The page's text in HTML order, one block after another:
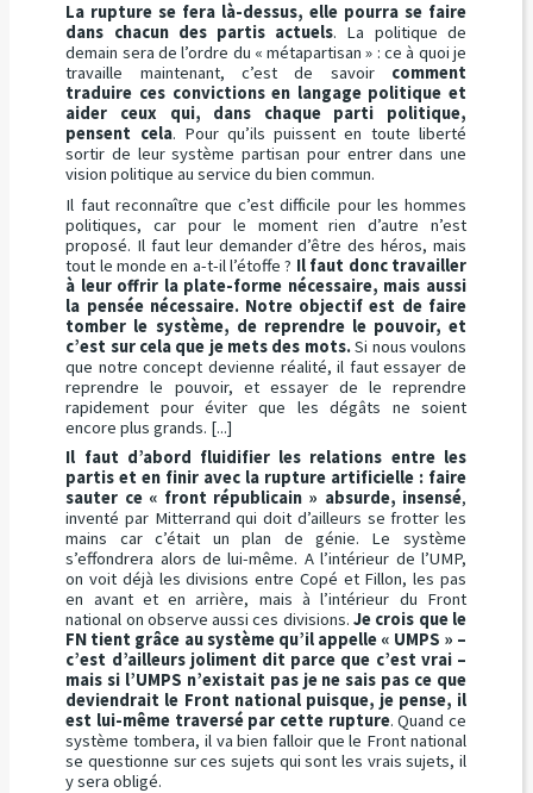
La rupture se fera là-dessus, elle pourra se faire
dans chacun des partis actuels. La politique de
demain sera de l’ordre du « métapartisan » : ce à quoi je
travaille maintenant, c’est de savoircomment
traduire ces convictions en langage politique et
aider ceux qui, dans chaque parti politique,
pensent cela. Pour qu’ils puissent en toute liberté
sortir de leur système partisan pour entrer dans une
vision politique au service du bien commun.
Il faut reconnaître que c’est difficile pour les hommes
politiques, car pour le moment rien d’autre n’est
proposé. Il faut leur demander d’être des héros, mais
tout le monde en a-t-il l’étoffe ? Il faut donc travailler
à leur offrir la plate-forme nécessaire, mais aussi
la pensée nécessaire. Notre objectif est de faire
tomber le système, de reprendre le pouvoir, et
c’est sur cela que je mets des mots.Si nous voulons
que notre concept devienne réalité, il faut essayer de
reprendre le pouvoir, et essayer de le reprendre
rapidement pour éviter que les dégâts ne soient
encore plus grands. [...]
Il faut d’abord fluidifier les relations entre les
partis et en finir avec la rupture artificielle : faire
sauter ce « front républicain » absurde, insensé,
inventé par Mitterrand qui doit d’ailleurs se frotter les
mains car c’était un plan de génie. Le système
s’effondrera alors de lui-même. A l’intérieur de l’UMP,
on voit déjà les divisions entre Copé et Fillon, les pas
en avant et en arrière, mais à l’intérieur du Front
national on observe aussi ces divisions.Je crois que le
FN tient grâce au système qu’il appelle « UMPS » –
c’est d’ailleurs joliment dit parce que c’est vrai –
mais si l’UMPS n’existait pas je ne sais pas ce que
deviendrait le Front national puisque, je pense, il
est lui-même traversé par cette rupture. Quand ce
système tombera, il va bien falloir que le Front national
se questionne sur ces sujets qui sont les vrais sujets, il
y sera obligé.